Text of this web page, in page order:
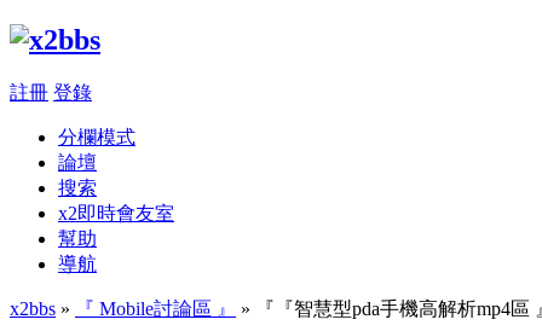
註冊 登錄
分欄模式
論壇
搜索
x2即時會友室
幫助
導航
x2bbs » 『 Mobile討論區 』 » 『『智慧型pda手機高解析mp4區